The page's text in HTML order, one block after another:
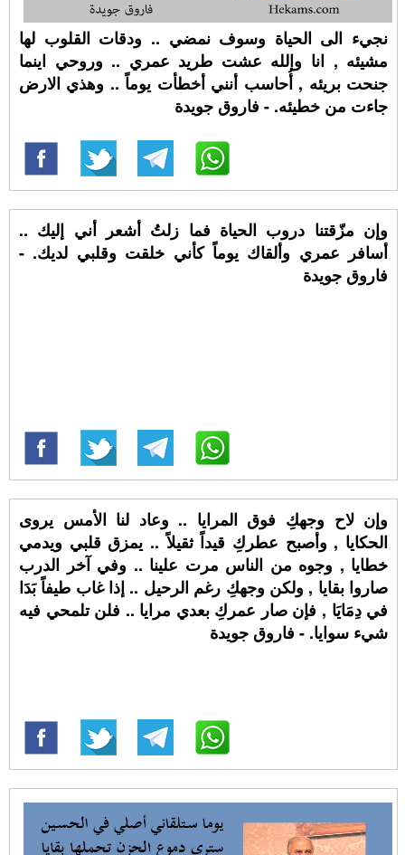
نجيء الى الحياة وسوف نمضي .. ودقات القلوب لها
مشيئه , انا والله عشت طريد عمري .. وروحي اينما
جنحت بريئه , أُحاسب أنني أخطأت يوماً .. وهذي الارض
جاءت من خطيئه. - فاروق جويدة
وإن مزّقتنا دروب الحياة فما زلتُ أشعر أني إليك ..
أسافر عمري وألقاك يوماً كأني خلقت وقلبي لديك. -
فاروق جويدة
وإن لاح وجهكِ فوق المرايا .. وعاد لنا الأمس يروى
الحكايا , وأصبح عطركِ قيداً ثقيلاً .. يمزق قلبي ويدمي
خطايا , وجوه من الناس مرت علينا .. وفي آخر الدرب
صاروا بقايا , ولكن وجهكِ رغم الرحيل .. إذا غاب طيفاً بَدَا
في دِمَايَا , فإن صار عمركِ بعدي مرايا .. فلن تلمحي فيه
شيء سوايا. - فاروق جويدة